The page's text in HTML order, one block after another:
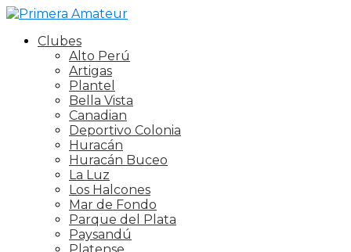
Clubes
Alto Perú
Artigas
Plantel
Bella Vista
Canadian
Deportivo Colonia
Huracán
Huracán Buceo
La Luz
Los Halcones
Mar de Fondo
Parque del Plata
Paysandú